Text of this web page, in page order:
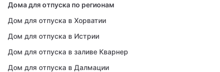
Дома для отпуска по регионам
Дом для отпуска в Хорватии
Дом для отпуска в Истрии
Дом для отпуска в заливе Кварнер
Дом для отпуска в Далмации